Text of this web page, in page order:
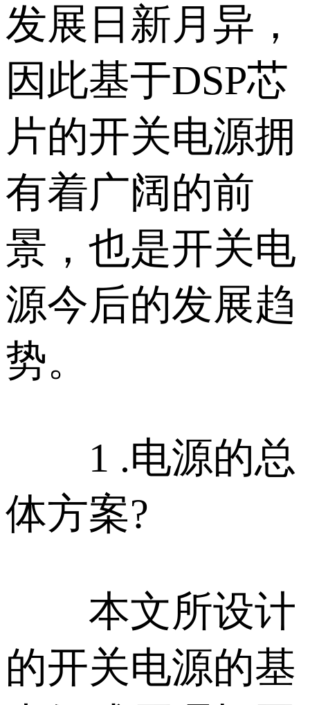
发展日新月异，
因此基于DSP芯
片的开关电源拥
有着广阔的前
景，也是开关电
源今后的发展趋
势。
1 .电源的总
体方案 ?
本文所设计
的开关电源的基